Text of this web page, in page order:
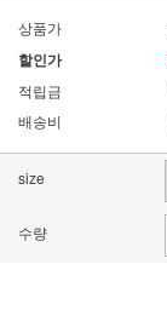
상품가
할인가
적립금
배송비
size
수량